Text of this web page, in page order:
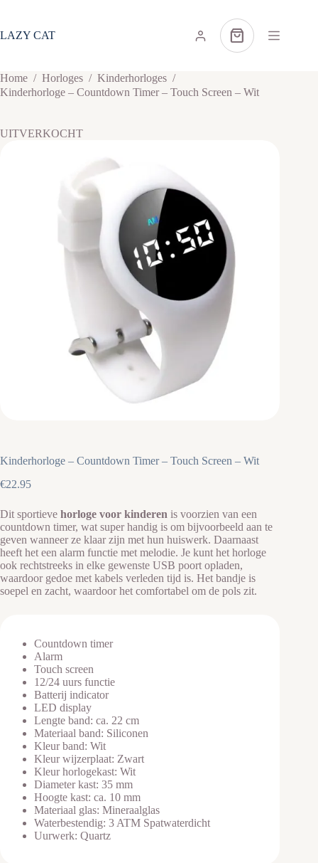
de
LAZY CAT Winkelwagen
Home / Horloges / Kinderhorloges /
Kinderhorloge – Countdown Timer – Touch Screen – Wit
UITVERKOCHT
Kinderhorloge – Countdown Timer – Touch Screen – Wit
€22.95
Dit sportieve horloge voor kinderen is voorzien van een
countdown timer, wat super handig is om bijvoorbeeld aan te
geven wanneer ze klaar zijn met hun huiswerk. Daarnaast
heeft het een alarm functie met melodie. Je kunt het horloge
ook rechtstreeks in elke gewenste USB poort opladen,
waardoor gedoe met kabels verleden tijd is. Het bandje is
soepel en zacht, waardoor het comfortabel om de pols zit.
Countdown timer
Alarm
Touch screen
12/24 uurs functie
Batterij indicator
LED display
Lengte band: ca. 22 cm
Materiaal band: Siliconen
Kleur band: Wit
Kleur wijzerplaat: Zwart
Kleur horlogekast: Wit
Diameter kast: 35 mm
Hoogte kast: ca. 10 mm
Materiaal glas: Mineraalglas
Waterbestendig: 3 ATM Spatwaterdicht
Uurwerk: Quartz